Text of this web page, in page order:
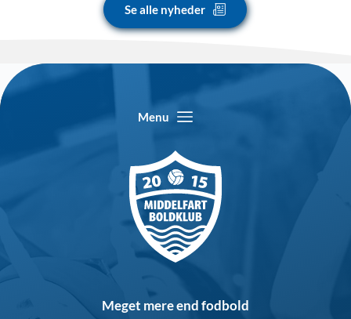
Se alle nyheder
Menu
Meget mere end fodbold